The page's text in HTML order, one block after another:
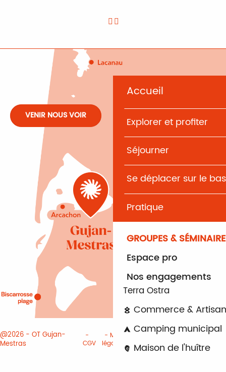
Accueil
Explorer et profiter
Séjourner
Se déplacer sur le
Pratique
GROUPES &
Espace pro
Nos engagements
Terra Ostra
Commerce &
Camping municipal
Maison de l'huître
VENIR NOUS VOIR
@2026 - OT Gujan-
Mestras
CGV
Mentions
légales
Paramètres des
cookies